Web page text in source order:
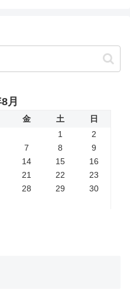
月
金 土
日
1
2
7 8
9
14 15
16
21 22
23
28 29
30